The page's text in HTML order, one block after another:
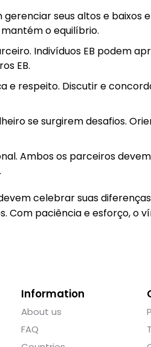
seus altos e baixos
o equilíbrio.
Indivíduos EB podem
EB.
e respeito. Discutir e
se surgirem desafios.
Ambos os parceiros
celebrar suas
Com paciência e esforço, o
Information
About us
FAQ